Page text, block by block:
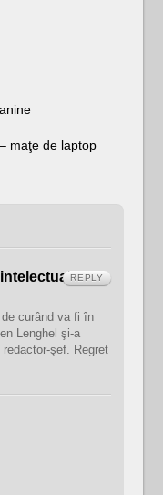
maţe de laptop
ratat
curând va fi în
Lenghel şi-a
şef. Regret
REPLY